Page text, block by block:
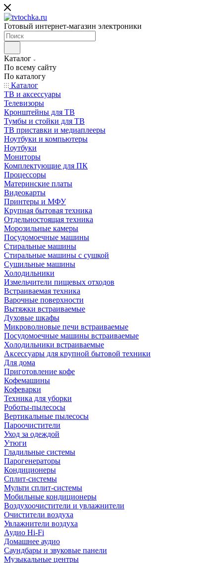
Готовый интернет-магазин электроники
Каталог
По всему сайту
По каталогу
Каталог
ТВ и аксессуары
Телевизоры
Кронштейны для ТВ
Тумбы и стойки для ТВ
ТВ приставки и медиаплееры
Ноутбуки и компьютеры
Ноутбуки
Мониторы
Комплектующие для ПК
Процессоры
Материнские платы
Видеокарты
Принтеры и МФУ
Крупная бытовая техника
Отдельностоящая техника
Морозильные камеры
Посудомоечные машины
Стиральные машины
Стиральные машины с сушкой
Сушильные машины
Холодильники
Измельчители пищевых отходов
Встраиваемая техника
Варочные поверхности
Вытяжки встраиваемые
Духовые шкафы
Микроволновые печи встраиваемые
Посудомоечные машины встраиваемые
Холодильники встраиваемые
Аксессуары для крупной бытовой техники
Для дома
Приготовление кофе
Кофемашины
Кофеварки
Техника для уборки
Роботы-пылесосы
Вертикальные пылесосы
Пароочистители
Уход за одеждой
Утюги
Гладильные системы
Парогенераторы
Кондиционеры
Сплит-системы
Мульти сплит-системы
Мобильные кондиционеры
Воздухоочистители и увлажнители
Очистители воздуха
Увлажнители воздуха
Аудио Hi-Fi
Домашнее аудио
Саундбары и звуковые панели
Музыкальные центры